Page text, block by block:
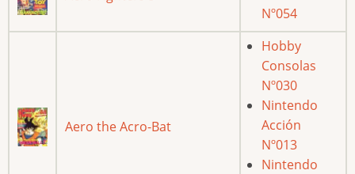
Nº054
Aero the Acro-Bat
Hobby
Consolas
Nº030
Nintendo
Acción
Nº013
Nintendo